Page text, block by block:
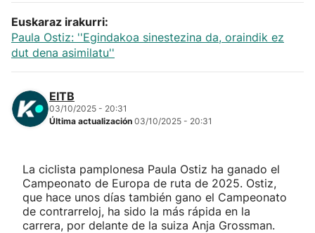
Atletismo
Carreras de montaña
Más deportes
Euskaraz irakurri:
Paula Ostiz: ''Egindakoa sinestezina da, oraindik ez
dut dena asimilatu''
EITB
03/10/2025 - 20:31
Última actualización 03/10/2025 - 20:31
La ciclista pamplonesa Paula Ostiz ha ganado el
Campeonato de Europa de ruta de 2025. Ostiz,
que hace unos días también gano el Campeonato
de contrarreloj, ha sido la más rápida en la
carrera, por delante de la suiza Anja Grossman.